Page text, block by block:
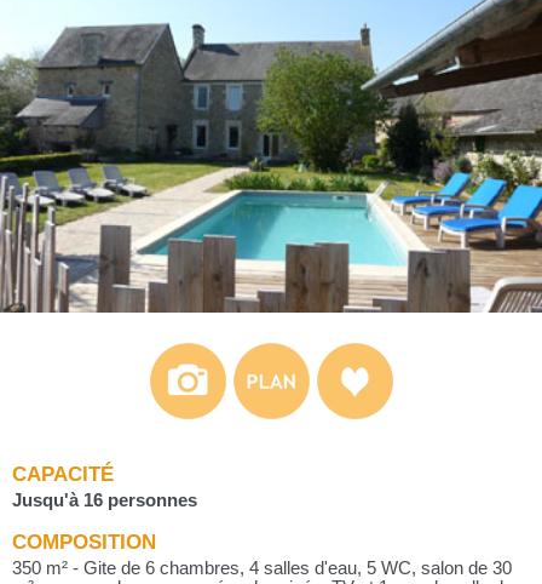
CAPACITÉ
Jusqu'à 16 personnes
COMPOSITION
350 m² - Gite de 6 chambres, 4 salles d'eau, 5 WC, salon de 30